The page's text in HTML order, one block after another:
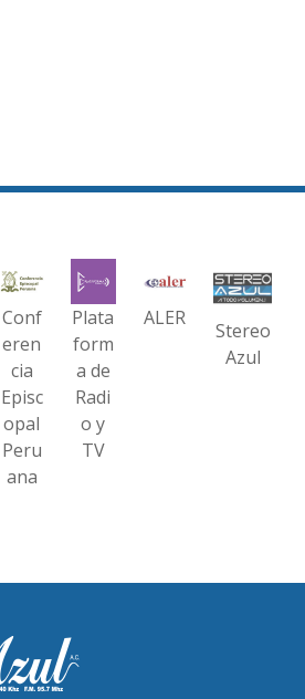
Conf
eren
cia
Episc
opal
Peru
ana
Plata
form
a de
Radi
o y
TV
ALER
Stereo
Azul